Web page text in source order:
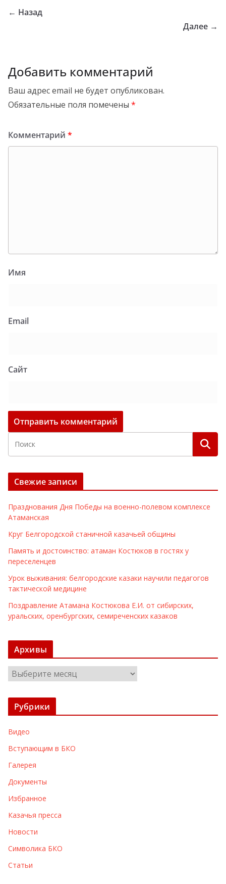
← Назад
Далее →
Добавить комментарий
Ваш адрес email не будет опубликован.
Обязательные поля помечены *
Комментарий *
Имя
Email
Сайт
Свежие записи
Празднования Дня Победы на военно-полевом комплексе
Атаманская
Круг Белгородской станичной казачьей общины
Память и достоинство: атаман Костюков в гостях у
переселенцев
Урок выживания: белгородские казаки научили педагогов
тактической медицине
Поздравление Атамана Костюкова Е.И. от сибирских,
уральских, оренбургских, семиреченских казаков
Архивы
р
х
ы
Рубрики
Видео
Вступающим в БКО
Галерея
Документы
Избранное
Казачья пресса
Новости
Символика БКО
Статьи